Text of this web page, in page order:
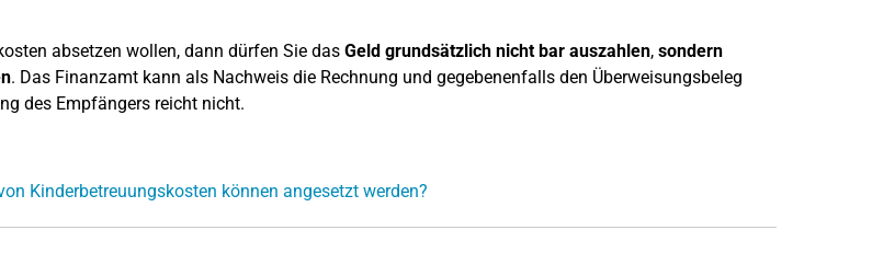
absetzen wollen, dann dürfen Sie das Geld grundsätzlich nicht bar auszahlen, sondern
. Das Finanzamt kann als Nachweis die Rechnung und gegebenenfalls den Überweisungsbeleg
des Empfängers reicht nicht.
Kinderbetreuungskosten können angesetzt werden?